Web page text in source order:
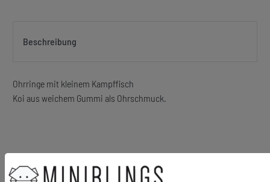
Beschreibung
Ohrringe mit kleinem Kampffisch
Koi aus weichem Gummi als Ohrschmuck.
Material Anhänger: Gummi